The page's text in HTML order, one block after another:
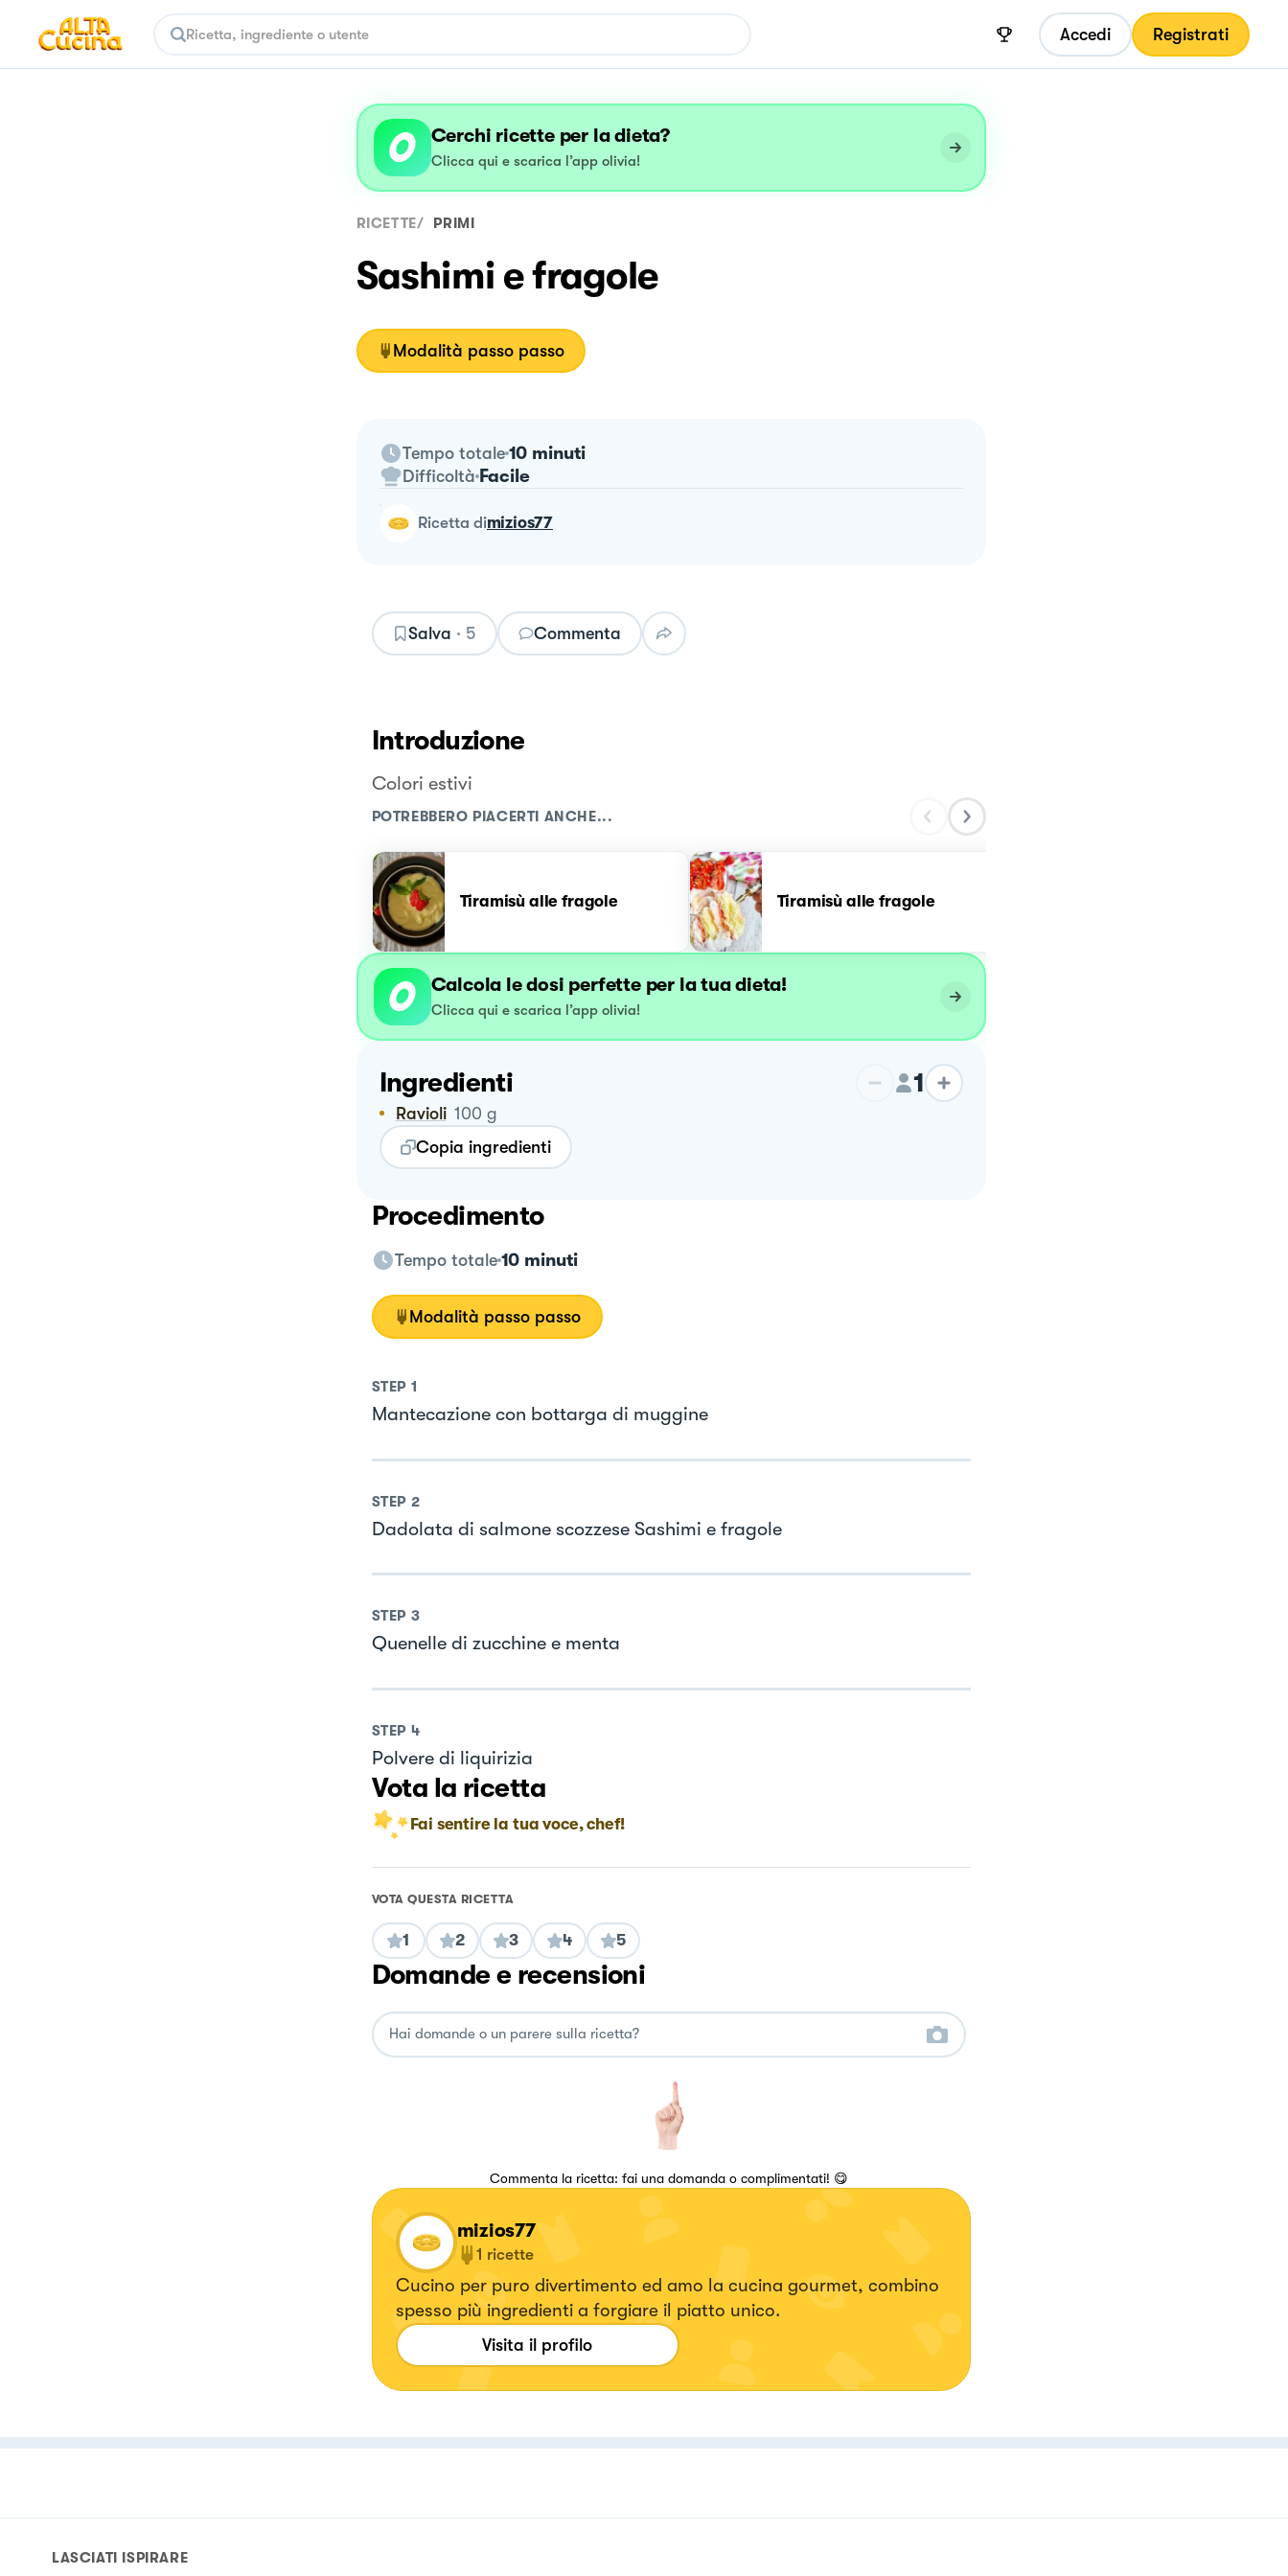
Accedi Registrati
Cerchi ricette per la dieta?
Clicca qui e scarica l’app olivia!
RICETTE/ PRIMI
Sashimi e fragole
Modalità passo passo
Tempo totale 10 minuti
Difficoltà Facile
ricetta dimizios77
Salva · 5 Commenta
Introduzione
Colori estivi
POTREBBERO PIACERTI ANCHE...
Tiramisù alle fragole Tiramisù alle fragole
Calcola le dosi perfette per la tua dieta!
Clicca qui e scarica l’app olivia!
Ingredienti 1
Ravioli 100 g
Copia ingredienti
Procedimento
Tempo totale 10 minuti
Modalità passo passo
STEP 1
Mantecazione con bottarga di muggine
STEP 2
Dadolata di salmone scozzese Sashimi e fragole
STEP 3
Quenelle di zucchine e menta
STEP 4
Polvere di liquirizia
Vota la ricetta
Fai sentire la tua voce, chef!
VOTA QUESTA RICETTA
1 2 3 4 5
Domande e recensioni
Commenta la ricetta: fai una domanda o complimentati! 😋
mizios77
1 ricette
Cucino per puro divertimento ed amo la cucina gourmet, combino
spesso più ingredienti a forgiare il piatto unico.
Visita il profilo
LASCIATI ISPIRARE